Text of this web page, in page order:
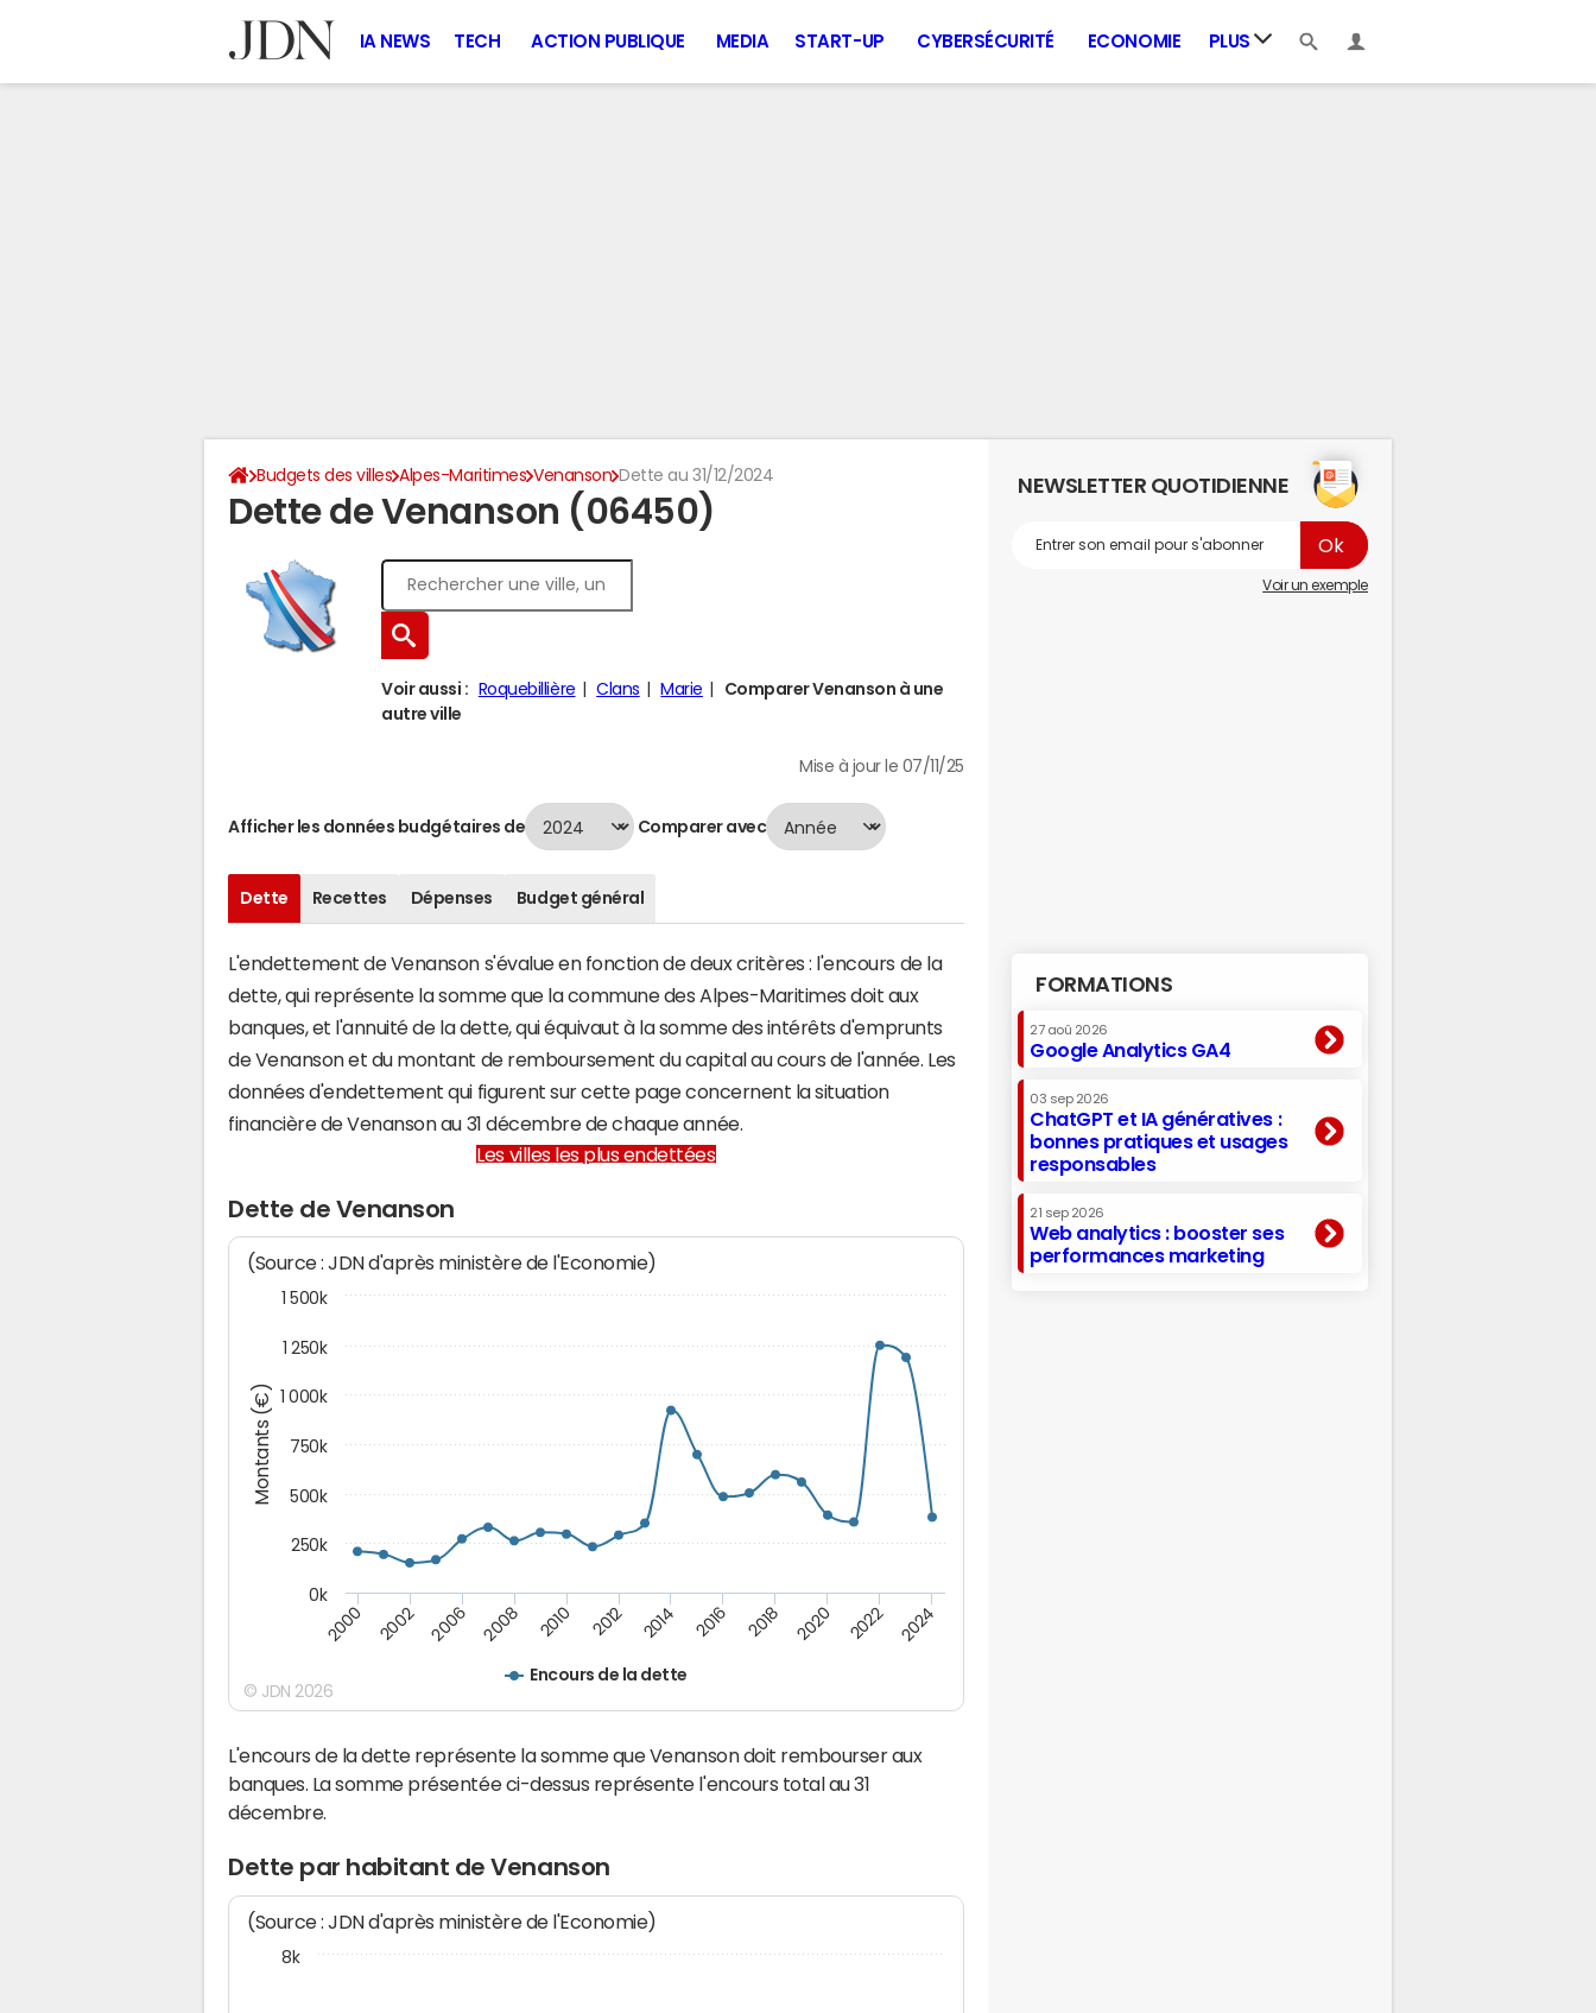
IA NEWS TECH ACTION PUBLIQUE MEDIA START-UP CYBERSÉCURITÉ ECONOMIE PLUS
Budgets des villes Alpes-Maritimes Venanson Dette au 31/12/2024
Dette de Venanson (06450)
Voir aussi : Roquebillière Clans Marie
Comparer Venanson à une
autre ville
Mise à jour le 07/11/25
Afficher les données budgétaires de Comparer avec
Dette Recettes Dépenses Budget général
L'endettement de Venanson s'évalue en fonction de deux critères : l'encours de la
dette, qui représente la somme que la commune des Alpes-Maritimes doit aux
banques, et l'annuité de la dette, qui équivaut à la somme des intérêts d'emprunts
de Venanson et du montant de remboursement du capital au cours de l'année. Les
données d'endettement qui figurent sur cette page concernent la situation
financière de Venanson au 31 décembre de chaque année.
Les villes les plus endettées
Dette de Venanson
Montants (€)
(Source : JDN d'après ministère de l'Economie)
Encours de la dette
2000 2002 2006 2008 2010 2012 2014 2016 2018 2020 2022 2024
0k
250k
500k
750k
1 000k
1 250k
1 500k
© JDN 2026
L'encours de la dette représente la somme que Venanson doit rembourser aux
banques. La somme présentée ci-dessus représente l'encours total au 31
décembre.
Dette par habitant de Venanson
(Source : JDN d'après ministère de l'Economie)
8k
NEWSLETTER QUOTIDIENNE
Voir un exemple
FORMATIONS
27 aoû 2026
Google Analytics GA4
03 sep 2026
ChatGPT et IA génératives :
bonnes pratiques et usages
responsables
21 sep 2026
Web analytics : booster ses
performances marketing